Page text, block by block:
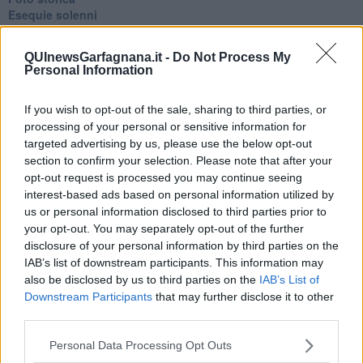
QUInewsGarfagnana.it - Do Not Process My
Personal Information
If you wish to opt-out of the sale, sharing to third parties, or
processing of your personal or sensitive information for
targeted advertising by us, please use the below opt-out
section to confirm your selection. Please note that after your
opt-out request is processed you may continue seeing
interest-based ads based on personal information utilized by
us or personal information disclosed to third parties prior to
your opt-out. You may separately opt-out of the further
disclosure of your personal information by third parties on the
IAB’s list of downstream participants. This information may
also be disclosed by us to third parties on the IAB’s List of
Downstream Participants that may further disclose it to other
Personal Data Processing Opt Outs
Esequie solenni
Nostalgia del sangue blu
Non avere e non essere
Armiamoci e... avviatevi
Schizzi di fango
Sor-riso amaro
Fine anno al ristorante
La festa di Capodanno
Natale 2024
Re e regnanti
A noi interessa il dito non la luna
Come rubare allo stato e vivere felici
Una performance
Il compagno
​Io (allo specchio)
Tramonto
Passato, presente, futuro
La virtù del non fare
Il giorno dei saldi
L'ultimo post